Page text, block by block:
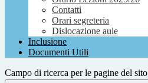
Contatti
Orari segreteria
Dislocazione aule
Inclusione
Documenti Utili
Campo di ricerca per le pagine del sito